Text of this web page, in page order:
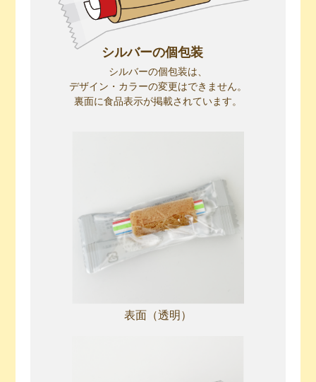
シルバーの個包装
シルバーの個包装は、
デザイン・カラーの変更はできません。
裏面に食品表示が掲載されています。
表面（透明）